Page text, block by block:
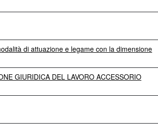
di attuazione e legame con la dimensione
GIURIDICA DEL LAVORO ACCESSORIO